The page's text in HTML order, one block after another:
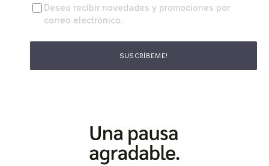
Deseo recibir novedades y promociones por
correo electrónico.